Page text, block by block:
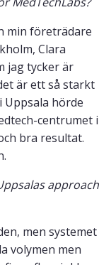
min företrädare
Clara
jag tycker är
är ett så starkt
Uppsala hörde
centrumet i
bra resultat.
approach
men systemet
volymen men